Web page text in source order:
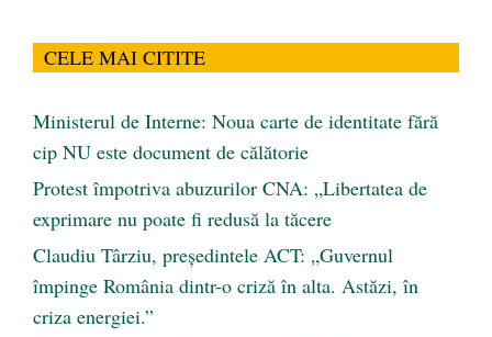
CELE MAI CITITE
Ministerul de Interne: Noua carte de identitate fără
cip NU este document de călătorie
Protest împotriva abuzurilor CNA: „Libertatea de
exprimare nu poate fi redusă la tăcere
Claudiu Târziu, președintele ACT: „Guvernul
împinge România dintr-o criză în alta. Astăzi, în
criza energiei.”